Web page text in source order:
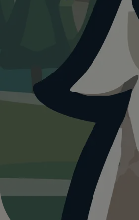
Dreamland
Bear Cave
Heute ist ein guter Tag
Freizeitpark /
Cave.
24°C und sonnig, aber kaum
viel Wasser mit und startet lieber
OpenWeatherMap
4
1 BEWERTUNG